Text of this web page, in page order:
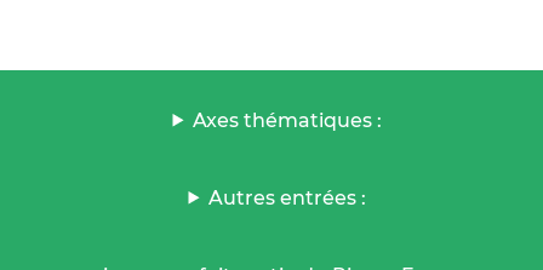
Axes thématiques :
Autres entrées :